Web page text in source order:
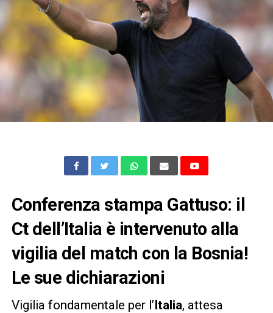
Conferenza stampa Gattuso: il
Ct dell’Italia è intervenuto alla
vigilia del match con la Bosnia!
Le sue dichiarazioni
Vigilia fondamentale per l’Italia, attesa